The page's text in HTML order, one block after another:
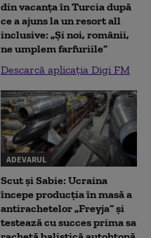
din vacanța în Turcia după
ce a ajuns la un resort all
inclusive: „Și noi, românii,
ne umplem farfuriile”
Descarcă aplicația Digi FM
ADEVARUL
Scut și Sabie: Ucraina
începe producția în masă a
antirachetelor „Freyja” și
testează cu succes prima sa